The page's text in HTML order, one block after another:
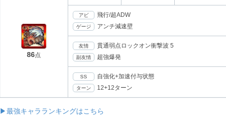
86点
アビ 飛行/超ADW
ゲージ アンチ減速壁
友情 貫通弱点ロックオン衝撃波 5
副友情 超強爆発
SS 自強化+加速付与状態
ターン 12+12ターン
▶最強キャラランキングはこちら